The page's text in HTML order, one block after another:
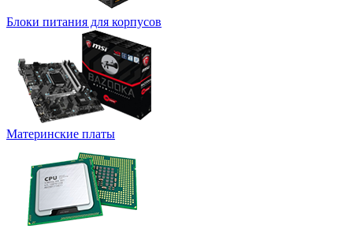
Блоки питания для корпусов
Материнские платы